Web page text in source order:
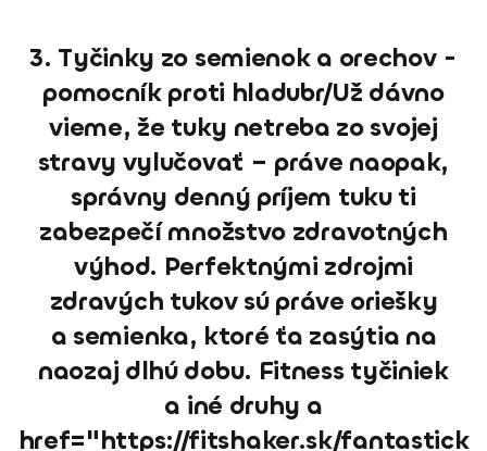
3. Tyčinky zo semienok a orechov -
pomocník proti hladubr/Už dávno
vieme, že tuky netreba zo svojej
stravy vylučovať – práve naopak,
správny denný príjem tuku ti
zabezpečí množstvo zdravotných
výhod. Perfektnými zdrojmi
zdravých tukov sú práve oriešky
a semienka, ktoré ťa zasýtia na
naozaj dlhú dobu. Fitness tyčiniek
a iné druhy a
href="https://fitshaker.sk/fantastick